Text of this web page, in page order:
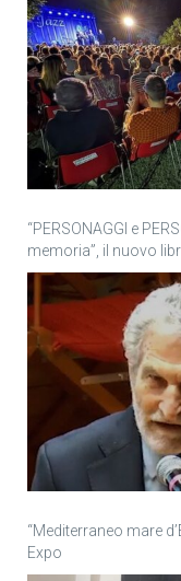
“PERSONAGGI e
memoria”, il nuovo
“Mediterraneo mare
Expo